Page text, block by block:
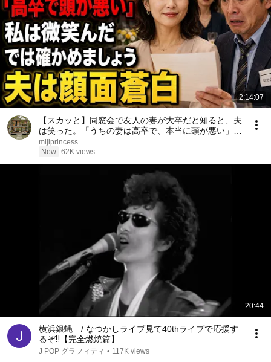
2:14:07
【スカッと】同窓会で友人の妻が大卒だと知ると、夫
は笑った。「うちの妻は高卒で、本当に頭が悪い」私
は微笑んだ。「では、どちらが愚かか確かめましょ
う」――数分後、夫は顔面蒼白になった……。
mijiprincess
New 62K views
20:44
横浜銀蝿 / なつかしライブ見て40thライブで応援す
るぞ‼【完全燃焼篇】
J POP グラフィティ • 117K views